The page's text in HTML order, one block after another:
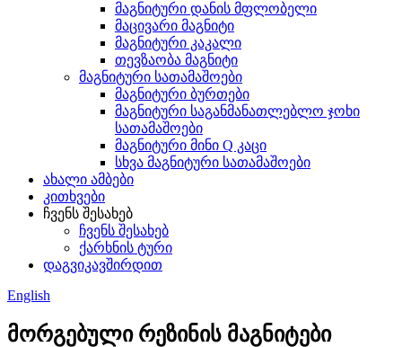
მაგნიტური დანის მფლობელი
მაცივარი მაგნიტი
მაგნიტური კაკალი
თევზაობა მაგნიტი
მაგნიტური სათამაშოები
მაგნიტური ბურთები
მაგნიტური საგანმანათლებლო ჯოხი
სათამაშოები
მაგნიტური მინი Q კაცი
სხვა მაგნიტური სათამაშოები
ახალი ამბები
კითხვები
ჩვენს შესახებ
ჩვენს შესახებ
ქარხნის ტური
დაგვიკავშირდით
English
მორგებული რეზინის მაგნიტები